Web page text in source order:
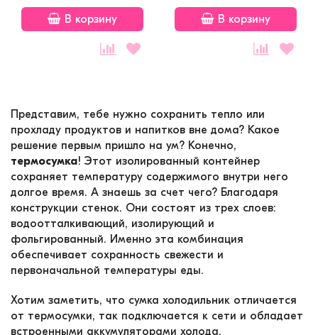
В корзину В корзину
Представим, тебе нужно сохранить тепло или
прохладу продуктов и напитков вне дома? Какое
решение первым пришло на ум? Конечно,
термосумка! Этот изолированный контейнер
сохраняет температуру содержимого внутри него
долгое время. А знаешь за счет чего? Благодаря
конструкции стенок. Они состоят из трех слоев:
водоотталкивающий, изолирующий и
фольгированный. Именно эта комбинация
обеспечивает сохранность свежести и
первоначальной температуры еды.
Хотим заметить, что сумка холодильник отличается
от термосумки, так подключается к сети и обладает
встроенными аккумуляторами холода.